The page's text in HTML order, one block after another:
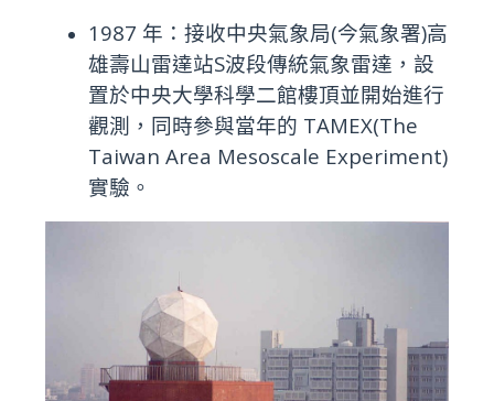
1987 年：接收中央氣象局(今氣象署)高
雄壽山雷達站S波段傳統氣象雷達，設
置於中央大學科學二館樓頂並開始進行
觀測，同時參與當年的 TAMEX(The
Taiwan Area Mesoscale Experiment)
實驗。